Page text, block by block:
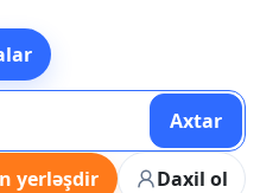
Axtar
yerləşdir Daxil ol